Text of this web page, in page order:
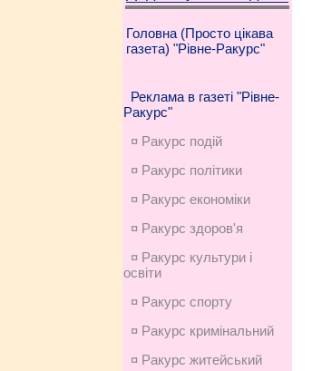
Головна (Просто цікава
газета) "Рівне-Ракурс"
Реклама в газеті "Рівне-
Ракурс"
¤ Ракурс подій
¤ Ракурс політики
¤ Ракурс економiки
¤ Ракурс здоров'я
¤ Ракурс культури і
освіти
¤ Ракурс спорту
¤ Ракурс кримінальний
¤ Ракурс житейський